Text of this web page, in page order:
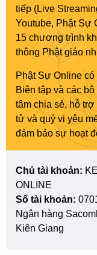
tiếp (Live
Youtube, Phật Sự
15 chương trình
thông Phật giáo
Phật Sự Online
Biên tập và các
tâm chia sẻ, hỗ
tử và quý vị yêu
đảm bảo sự hoạt
Chủ tài khoản:
ONLINE
Số tài khoản:
Ngân hàng
Kiên Giang